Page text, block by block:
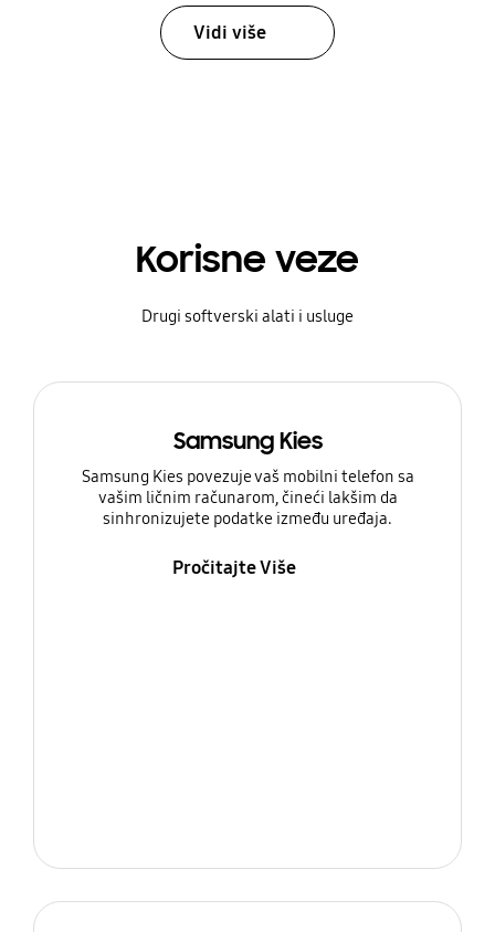
Vidi više
Korisne veze
Drugi softverski alati i usluge
Samsung Kies
Samsung Kies povezuje vaš mobilni telefon sa
vašim ličnim računarom, čineći lakšim da
sinhronizujete podatke između uređaja.
Pročitajte Više